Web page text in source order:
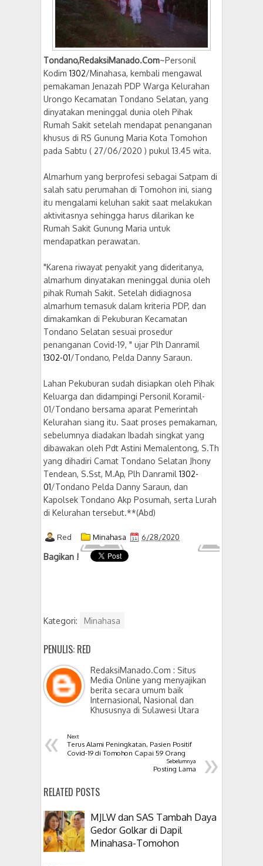
Tondano,RedaksiManado.Com~Personil
Kodim 1302/Minahasa, kembali mengawal
pemakaman Jenazah PDP Warga Kelurahan
Urongo Kecamatan Tondano Selatan, yang
dinyatakan meninggal dunia oleh Pihak
Rumah Sakit setelah mendapat penanganan
khusus di RS Gunung Maria Kota Tomohon
pada Sabtu ( 27/06/2020 ) pukul 13.45 wita.
Almarhum yang berprofesi sebagai Satpam di
salah satu perumahan di Tomohon ini, siang
itu mengalami keluhan sakit saat melakukan
aktivitasnya sehingga harus dilarikan ke
Rumah Sakit Gunung Maria untuk
mendapatkan perawatan.
"Karena riwayat penyakit yang dideritanya,
almarhum dinyatakan meninggal dunia oleh
pihak Rumah Sakit. Setelah didiagnosa
almarhum temasuk dalam kriteria PDP, dan
dimakamkan di Pekuburan Kecamatan
Tondano Selatan sesuai prosedur
penanganan Covid-19, " ujar Plh Danramil
1302-01/Tondano, Pelda Danny Saraun.
Lahan Pekuburan sudah disiapkan oleh Pihak
Keluarga dan didampingi Personil Koramil-
01/Tondano bersama aparat Pemerintah
Kelurahan siang itu. Saat proses pemakaman,
sebelumnya diadakan Ibadah singkat yang
dibawakan oleh Pdt Astini Memalentong, S.Th
yang dihadiri Camat Tondano Selatan Jhony
Tendean, S.Sst, M.Ap, Plh Danramil 1302-
01/Tondano Pelda Danny Saraun, dan
Kapolsek Tondano Akp Posumah, serta Lurah
di Kelurahan tersebut.**(Abd)
Red Minahasa 6/28/2020
Bagikan !
Kategori: Minahasa
PENULIS: RED
RedaksiManado.Com : Situs
Media Online yang menyajikan
berita secara umum baik
Internasional, Nasional dan
Khususnya di Sulawesi Utara
« Next
Terus Alami Peningkatan, Pasien Positif
Covid-19 di Tomohon Capai 59 Orang
»
Sebelumnya
Posting Lama
RELATED POSTS
MJLW dan SAS Tambah Daya
Gedor Golkar di Dapil
Minahasa-Tomohon